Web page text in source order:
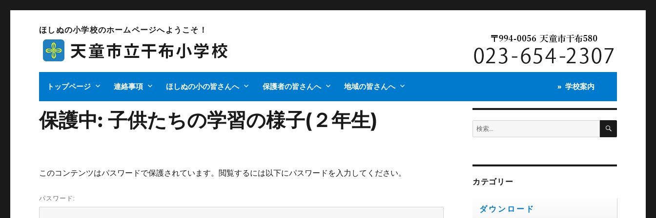
ほしぬの小学校のホームページへようこそ！
トップページ 連絡事項 ほしぬの小の皆さんへ 保護者の皆さんへ 地域の皆さんへ 学校案内
保護中: 子供たちの学習の様子(２年生)
このコンテンツはパスワードで保護されています。閲覧するには以下にパスワードを入力してください。
パスワード:
検
索:
検
カテゴリー
ダウンロード